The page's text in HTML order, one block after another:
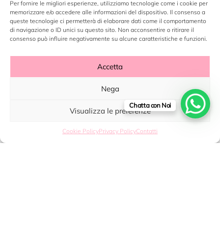
Per fornire le migliori esperienze, utilizziamo tecnologie come i cookie per
memorizzare e/o accedere alle informazioni del dispositivo. Il consenso a
queste tecnologie ci permetterà di elaborare dati come il comportamento
di navigazione o ID unici su questo sito. Non acconsentire o ritirare il
consenso può influire negativamente su alcune caratteristiche e funzioni.
Accetta
Nega
Visualizza le preferenze
Cookie PolicyPrivacy PolicyContatti
LINK UTILI
CATEGORIE
Chatta con Noi